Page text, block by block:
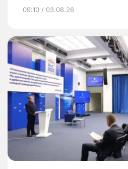
09:10 / 03.08.26